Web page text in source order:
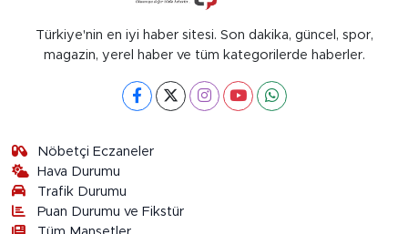
Türkiye'nin en iyi haber sitesi. Son dakika, güncel, spor,
magazin, yerel haber ve tüm kategorilerde haberler.
Nöbetçi Eczaneler
Hava Durumu
Trafik Durumu
Puan Durumu ve Fikstür
Tüm Manşetler